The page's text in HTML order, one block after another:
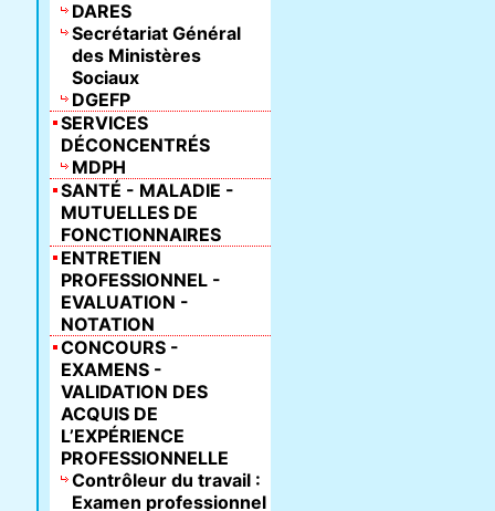
DARES
Secrétariat Général
des Ministères
Sociaux
DGEFP
SERVICES
DÉCONCENTRÉS
MDPH
SANTÉ - MALADIE -
MUTUELLES DE
FONCTIONNAIRES
ENTRETIEN
PROFESSIONNEL -
EVALUATION -
NOTATION
CONCOURS -
EXAMENS -
VALIDATION DES
ACQUIS DE
L’EXPÉRIENCE
PROFESSIONNELLE
Contrôleur du travail :
Examen professionnel